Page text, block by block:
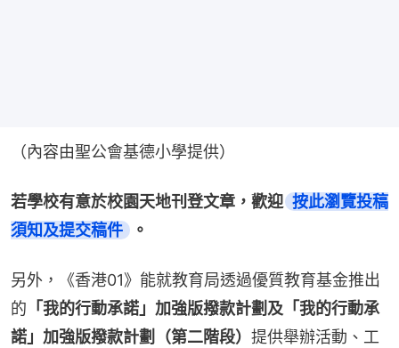
（內容由聖公會基德小學提供）
若學校有意於校園天地刊登文章，歡迎 按此瀏覽投稿
須知及提交稿件
。
另外，《香港01》能就教育局透過優質教育基金推出
的 「我的行動承諾」加強版撥款計劃及「我的行動承
諾」加強版撥款計劃（第二階段） 提供舉辦活動、工